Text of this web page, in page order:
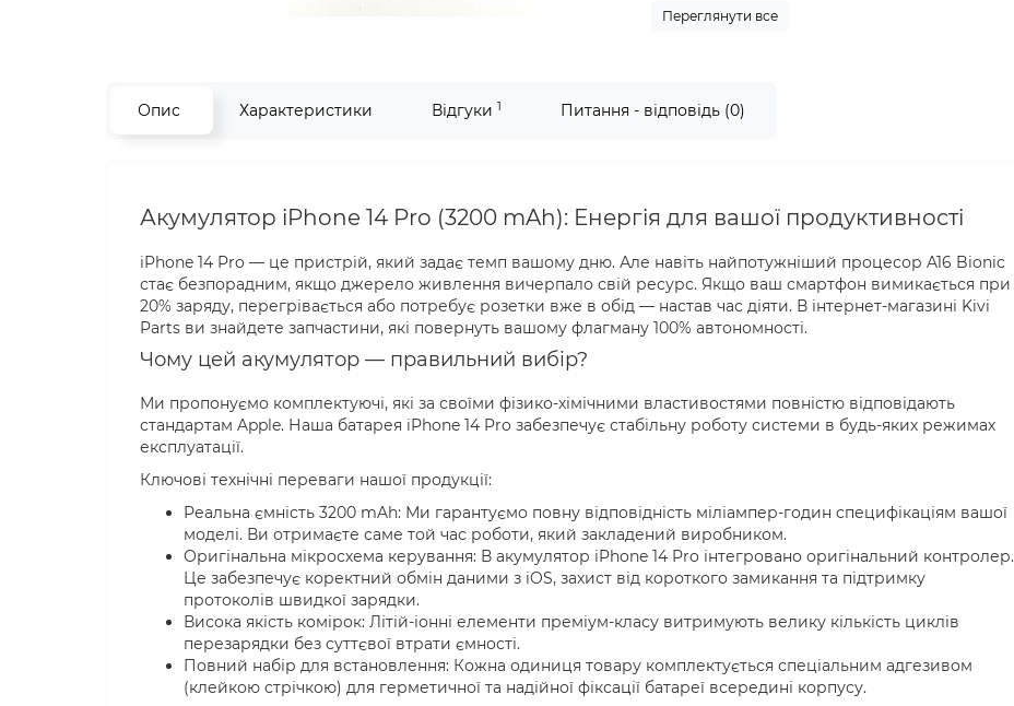
Переглянути все
Опис Характеристики Відгуки 1 Питання - відповідь (0)
Акумулятор iPhone 14 Pro (3200 mAh): Енергія для вашої продуктивності
iPhone 14 Pro — це пристрій, який задає темп вашому дню. Але навіть найпотужніший процесор A16 Bionic
стає безпорадним, якщо джерело живлення вичерпало свій ресурс. Якщо ваш смартфон вимикається при
20% заряду, перегрівається або потребує розетки вже в обід — настав час діяти. В інтернет-магазині Kivi
Parts ви знайдете запчастини, які повернуть вашому флагману 100% автономності.
Чому цей акумулятор — правильний вибір?
Ми пропонуємо комплектуючі, які за своїми фізико-хімічними властивостями повністю відповідають
стандартам Apple. Наша батарея iPhone 14 Pro забезпечує стабільну роботу системи в будь-яких режимах
експлуатації.
Ключові технічні переваги нашої продукції:
Реальна ємність 3200 mAh: Ми гарантуємо повну відповідність міліампер-годин специфікаціям вашої
моделі. Ви отримаєте саме той час роботи, який закладений виробником.
Оригінальна мікросхема керування: В акумулятор iPhone 14 Pro інтегровано оригінальний контролер.
Це забезпечує коректний обмін даними з iOS, захист від короткого замикання та підтримку
протоколів швидкої зарядки.
Висока якість комірок: Літій-іонні елементи преміум-класу витримують велику кількість циклів
перезарядки без суттєвої втрати ємності.
Повний набір для встановлення: Кожна одиниця товару комплектується спеціальним адгезивом
(клейкою стрічкою) для герметичної та надійної фіксації батареї всередині корпусу.